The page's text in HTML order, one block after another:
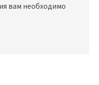
вам необходимо